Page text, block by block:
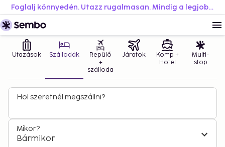
Foglalj könnyedén. Utazz rugalmasan. Mindig a legjobb áron.
Utazások Szállodák
Repülő
+
szálloda
Járatok
Komp +
Hotel
Multi-
stop
Hol szeretnél megszállni?
Mikor?
Bármikor